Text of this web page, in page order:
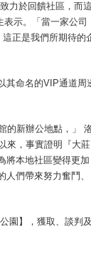
力於回饋社區，而這
示。「當一家公司
正是我們所期待的
其命名的VIP通道周
的新辦公地點，」
來，事實證明『大莊
將本地社區變得更加
們帶來努力奮鬥、
園】，獲取、談判及